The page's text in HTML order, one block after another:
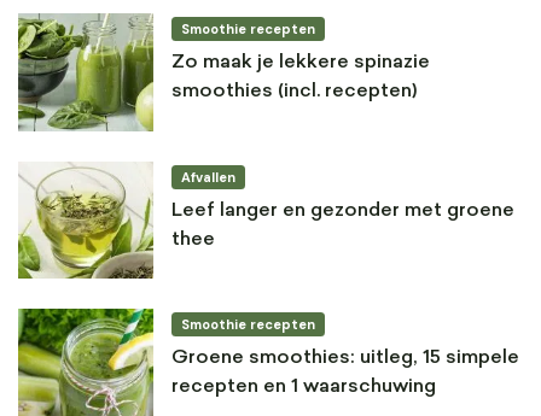
Smoothie recepten
Zo maak je lekkere spinazie
smoothies (incl. recepten)
Afvallen
Leef langer en gezonder met groene
thee
Smoothie recepten
Groene smoothies: uitleg, 15 simpele
recepten en 1 waarschuwing